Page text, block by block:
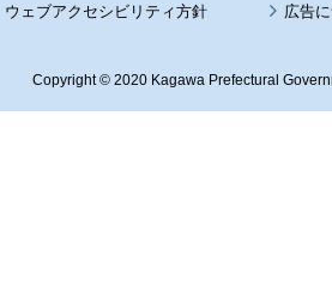
ウェブアクセシビリティ方針 広告
Copyright © 2020 Kagawa Prefectural